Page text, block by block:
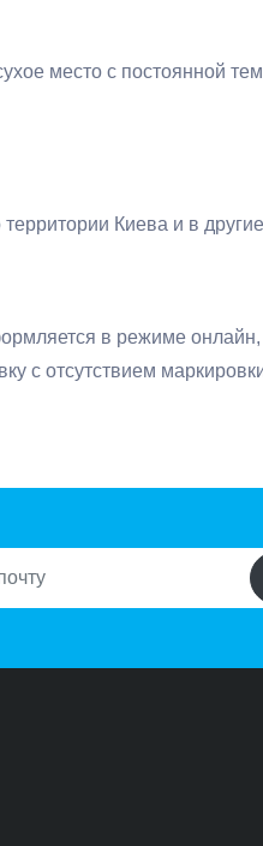
место с постоянной
Киева и в
в режиме
с отсутствием